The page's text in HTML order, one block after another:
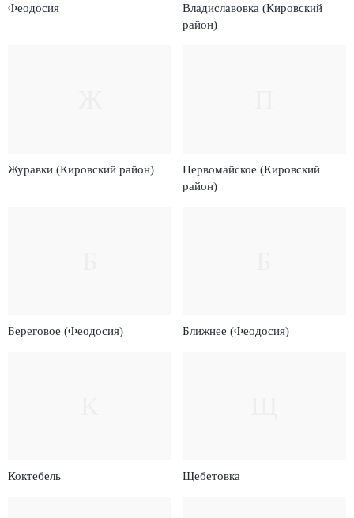
Феодосия
Владиславовка (Кировский
район)
Журавки (Кировский район)
Первомайское (Кировский
район)
Береговое (Феодосия) Ближнее (Феодосия)
Коктебель Щебетовка